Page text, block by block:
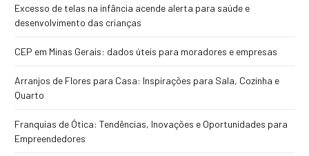
Excesso de telas na infância acende alerta para saúde e
desenvolvimento das crianças
CEP em Minas Gerais: dados úteis para moradores e empresas
Arranjos de Flores para Casa: Inspirações para Sala, Cozinha e
Quarto
Franquias de Ótica: Tendências, Inovações e Oportunidades para
Empreendedores